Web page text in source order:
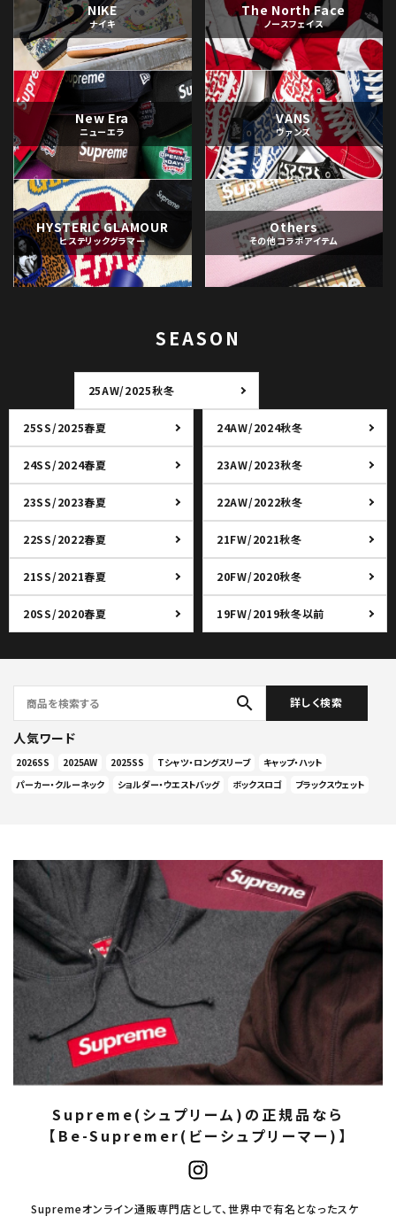
NIKE
ナイキ
The North Face
ノースフェイス
New Era
ニューエラ
VANS
ヴァンズ
HYSTERIC GLAMOUR
ヒステリックグラマー
Others
その他コラボアイテム
SEASON
25AW/2025秋冬
25SS/2025春夏 24AW/2024秋冬
24SS/2024春夏 23AW/2023秋冬
23SS/2023春夏 22AW/2022秋冬
22SS/2022春夏 21FW/2021秋冬
21SS/2021春夏 20FW/2020秋冬
20SS/2020春夏 19FW/2019秋冬以前
search 詳しく検索
人気ワード
2026SS 2025AW 2025SS Tシャツ・ロングスリーブ
キャップ・ハット
パーカー・クルーネック
ショルダー・ウエストバッグ ボックスロゴ ブラックスウェット
Supreme(シュプリーム)の正規品なら
【Be-Supremer(ビーシュプリーマー)】
Supremeオンライン通販専門店として、世界中で有名となったスケ